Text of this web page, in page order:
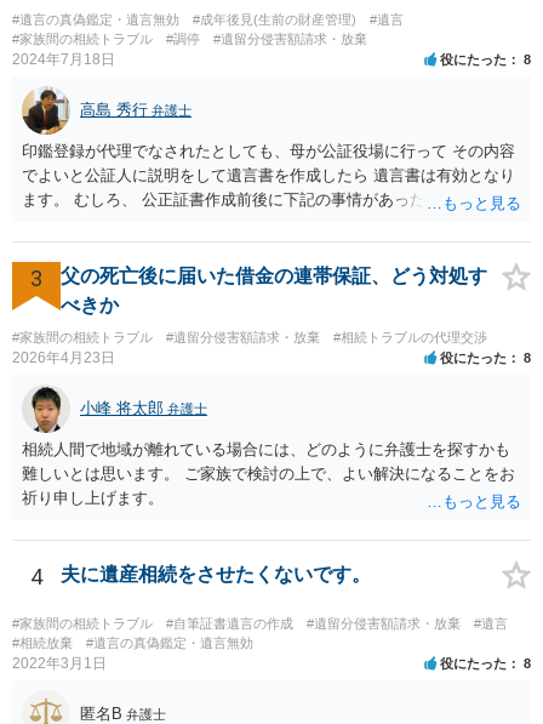
になりそうな場合、 そのまま１００万円を和解案として提示しても、
判決と変わらないなら払う側としてはあまり和解に応じようという気
のまま判決で１００万円支払いとなるより、７０万円でまとめた方が
マシ」ということで、 合意の可能性が出てきます。 応じるかどうか
は、判決になったらどうなりそうか、という点についての検討が不可
欠ですので、 初めに述べた通り、代理人と相談するか、資料を持って
面談相談に行ってみることをお勧めします。
#遺言の真偽鑑定・遺言無効 #成年後見(生前の財産管理)
#遺言
#家族間の相続トラブル
#調停 #遺留分侵害額請求・放棄
2024年7月18日 役にたった 8
高島 秀行 弁護士
印鑑登録が代理でなされたとしても、母が公証役場に行って その内容
でよいと公証人に説明をして遺言書を作成したら 遺言書は有効となり
ます。 むしろ、 公正証書作成前後に下記の事情があったことが証明で
月に携帯が新しくなった母からの第一声は「ここにいたら殺される」
「面会に来てくれ」で、長男に聞くと「面会は出来ない。俺は携帯電
話の使い方を教える為に会っている」「母の話は聞かなくて良い」と
電話が切れました。その後の電話でも「食事に毒が入っている」「体
にチップが埋められている」等、おかしかったです。 当時の診療記
録、介護認定の資料、介護記録を取得して 弁護士に面談で相談された
方がよいと思います。
3
父の死亡後に届いた借金の連帯保証、どう対処す
べきか
#家族間の相続トラブル #遺留分侵害額請求・放棄 #相続トラブルの代理交渉
2026年4月23日 役にたった 8
小峰 将太郎 弁護士
相続人間で地域が離れている場合には、どのように弁護士を探すかも
難しいとは思います。 ご家族で検討の上で、よい解決になることをお
祈り申し上げます。
4 夫に遺産相続をさせたくないです。
#家族間の相続トラブル #自筆証書遺言の作成 #遺留分侵害額請求・放棄
#遺言
#相続放棄
#遺言の真偽鑑定・遺言無効
2022年3月1日 役にたった 8
匿名B 弁護士